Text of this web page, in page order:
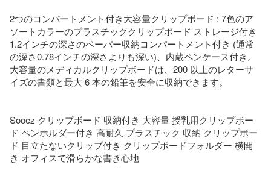
2つのコンパートメント付き大容量クリップボード : 7色のア
ソートカラーのプラスチッククリップボード ストレージ付き
1.2インチの深さのペーパー収納コンパートメント付き (通常
の深さ0.78インチの深さよりも深い)、内蔵ペンケース付き。
大容量のメディカルクリップボードは、200 以上のレターサ
イズの書類と最大 6 本の鉛筆を安全に収納できます。
Sooez クリップボード 収納付き 大容量 授乳用クリップボー
ド ペンホルダー付き 高耐久 プラスチック 収納 クリップボー
ド 目立たないクリップ付き クリップボードフォルダー 横開
き オフィスで滑らかな書き心地